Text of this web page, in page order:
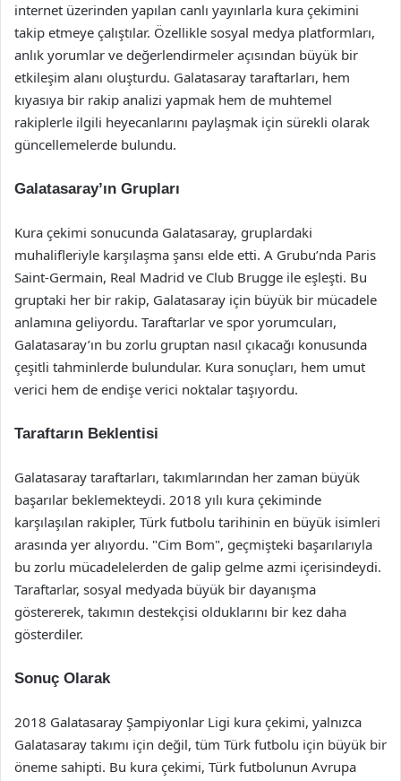
internet üzerinden yapılan canlı yayınlarla kura çekimini
takip etmeye çalıştılar. Özellikle sosyal medya platformları,
anlık yorumlar ve değerlendirmeler açısından büyük bir
etkileşim alanı oluşturdu. Galatasaray taraftarları, hem
kıyasıya bir rakip analizi yapmak hem de muhtemel
rakiplerle ilgili heyecanlarını paylaşmak için sürekli olarak
güncellemelerde bulundu.
Galatasaray’ın Grupları
Kura çekimi sonucunda Galatasaray, gruplardaki
muhalifleriyle karşılaşma şansı elde etti. A Grubu’nda Paris
Saint-Germain, Real Madrid ve Club Brugge ile eşleşti. Bu
gruptaki her bir rakip, Galatasaray için büyük bir mücadele
anlamına geliyordu. Taraftarlar ve spor yorumcuları,
Galatasaray’ın bu zorlu gruptan nasıl çıkacağı konusunda
çeşitli tahminlerde bulundular. Kura sonuçları, hem umut
verici hem de endişe verici noktalar taşıyordu.
Taraftarın Beklentisi
Galatasaray taraftarları, takımlarından her zaman büyük
başarılar beklemekteydi. 2018 yılı kura çekiminde
karşılaşılan rakipler, Türk futbolu tarihinin en büyük isimleri
arasında yer alıyordu. "Cim Bom", geçmişteki başarılarıyla
bu zorlu mücadelelerden de galip gelme azmi içerisindeydi.
Taraftarlar, sosyal medyada büyük bir dayanışma
göstererek, takımın destekçisi olduklarını bir kez daha
gösterdiler.
Sonuç Olarak
2018 Galatasaray Şampiyonlar Ligi kura çekimi, yalnızca
Galatasaray takımı için değil, tüm Türk futbolu için büyük bir
öneme sahipti. Bu kura çekimi, Türk futbolunun Avrupa